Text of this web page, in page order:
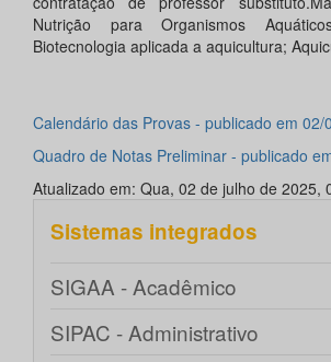
Nutrição para Organismos
Biotecnologia aplicada a aquicultura;
Calendário das Provas - publicado em 02/
Quadro de Notas Preliminar - publicado
Atualizado em: Qua, 02 de julho de 2025,
Sistemas integrados
SIGAA - Acadêmico
SIPAC - Administrativo